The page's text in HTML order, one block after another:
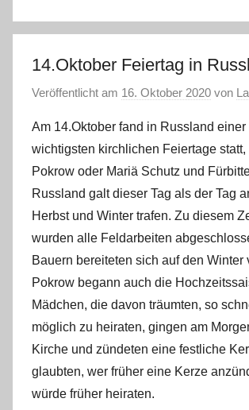
14.Oktober Feiertag in
Veröffentlicht am 16. Oktober 2020 von
Am 14.Oktober fand in Russland einer
wichtigsten kirchlichen Feiertage statt,
Pokrow oder Mariä Schutz und
Russland galt dieser Tag als der Tag
Herbst und Winter trafen. Zu diesem
wurden alle Feldarbeiten
Bauern bereiteten sich auf den Winter
Pokrow begann auch die
Mädchen, die davon träumten, so
möglich zu heiraten, gingen am
Kirche und zündeten eine festliche
glaubten, wer früher eine Kerze
würde früher heiraten.